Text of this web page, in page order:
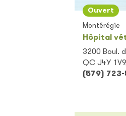
Hôpital
Ouvert
Montérégie
3200 Boul.
QC J4Y
(579)